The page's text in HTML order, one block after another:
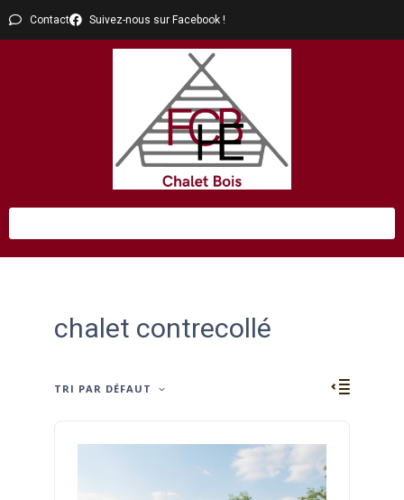
Contact Suivez-nous sur Facebook !
chalet contrecollé
TRI PAR DÉFAUT